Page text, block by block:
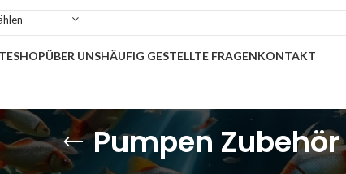
SHOPÜBER UNSHÄUFIG GESTELLTE FRAGENKONTAKT
Pumpen Zubehör